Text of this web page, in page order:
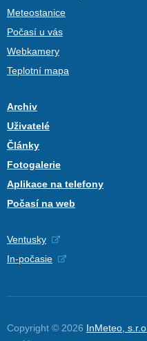
Meteostanice
Počasí u vás
Webkamery
Teplotní mapa
Archiv
Uživatelé
Články
Fotogalerie
Aplikace na telefony
Počasí na web
Ventusky
In-počasie
Copyright © 2026 InMeteo, s.r.o.